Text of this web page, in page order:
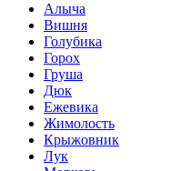
Алыча
Вишня
Голубика
Горох
Груша
Дюк
Ежевика
Жимолость
Крыжовник
Лук